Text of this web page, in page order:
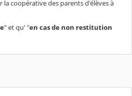
coopérative des parents d'élèves à
" et qu' "en cas de non restitution